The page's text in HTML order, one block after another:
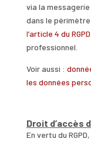
via la
dans le
l’article 4 du RGPD
professionnel.
Voir aussi :
les données
Droit d’accès
En vertu du